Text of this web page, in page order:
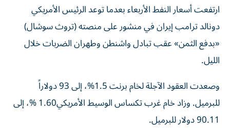
ارتفعت أسعار النفط الأربعاء بعدما توعد الرئيس الأمريكي
دونالد ترامب إيران في منشور على منصته (تروث سوشال)
«بدفع الثمن» عقب تبادل واشنطن وطهران الضربات خلال
الليل.
وصعدت العقود الآجلة ‌لخام برنت 1.5%، إلى 93 دولاراً
للبرميل. وزاد خام غرب ⁠تكساس الوسيط الأمريكي1.60 %، إلى
90.11 دولار ‌للبرميل.